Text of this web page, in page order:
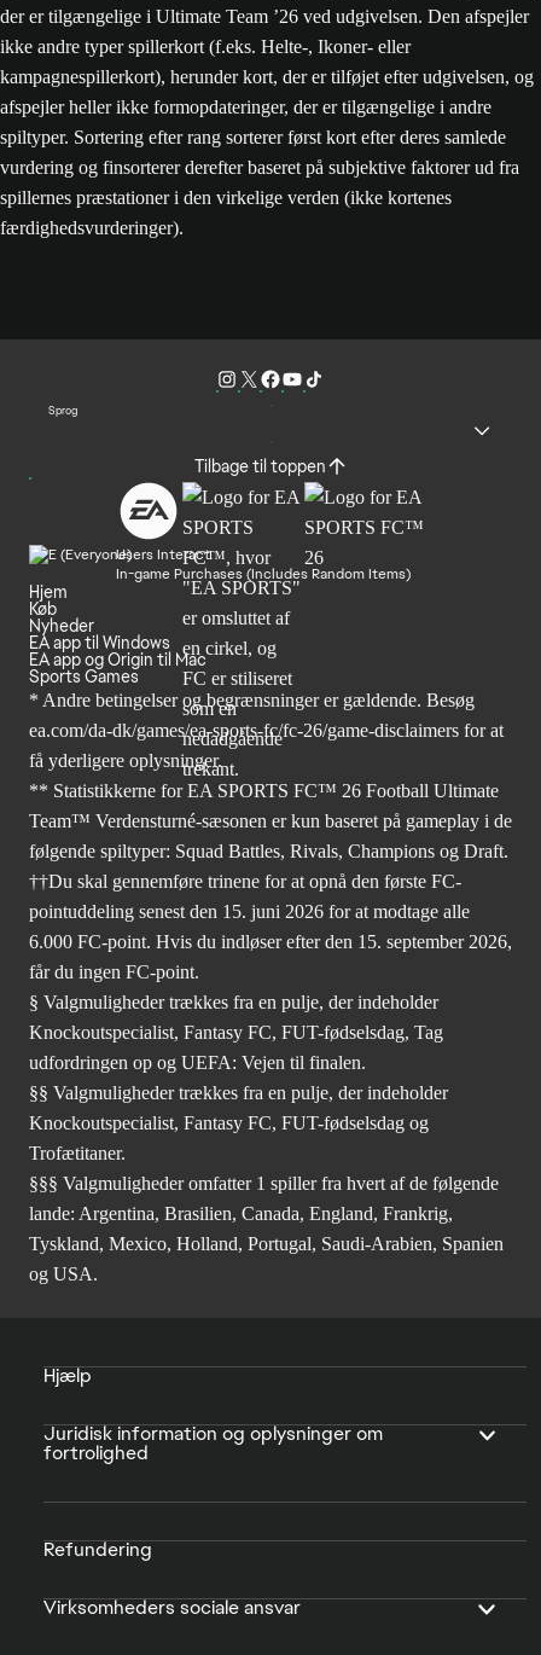
der er tilgængelige i Ultimate Team ’26 ved udgivelsen. Den afspejler
ikke andre typer spillerkort (f.eks. Helte-, Ikoner- eller
kampagnespillerkort), herunder kort, der er tilføjet efter udgivelsen, og
afspejler heller ikke formopdateringer, der er tilgængelige i andre
spiltyper. Sortering efter rang sorterer først kort efter deres samlede
vurdering og finsorterer derefter baseret på subjektive faktorer ud fra
spillernes præstationer i den virkelige verden (ikke kortenes
færdighedsvurderinger).
Sprog
Tilbage til toppen
Users Interact
In-game Purchases (Includes Random Items)
Hjem
Køb
Nyheder
EA app til Windows
EA app og Origin til Mac
Sports Games
* Andre betingelser og begrænsninger er gældende. Besøg
ea.com/da-dk/games/ea-sports-fc/fc-26/game-disclaimers for at
få yderligere oplysninger.
** Statistikkerne for EA SPORTS FC™ 26 Football Ultimate
Team™ Verdensturné-sæsonen er kun baseret på gameplay i de
følgende spiltyper: Squad Battles, Rivals, Champions og Draft.
††Du skal gennemføre trinene for at opnå den første FC-
pointuddeling senest den 15. juni 2026 for at modtage alle
6.000 FC-point. Hvis du indløser efter den 15. september 2026,
får du ingen FC-point.
§ Valgmuligheder trækkes fra en pulje, der indeholder
Knockoutspecialist, Fantasy FC, FUT-fødselsdag, Tag
udfordringen op og UEFA: Vejen til finalen.
§§ Valgmuligheder trækkes fra en pulje, der indeholder
Knockoutspecialist, Fantasy FC, FUT-fødselsdag og
Trofætitaner.
§§§ Valgmuligheder omfatter 1 spiller fra hvert af de følgende
lande: Argentina, Brasilien, Canada, England, Frankrig,
Tyskland, Mexico, Holland, Portugal, Saudi-Arabien, Spanien
og USA.
Hjælp
Juridisk information og oplysninger om
fortrolighed
Refundering
Virksomheders sociale ansvar